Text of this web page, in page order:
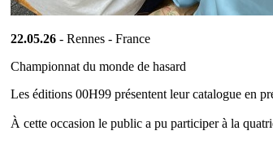
22.05.26 - Rennes - France
Championnat du monde de hasard
Les éditions 00H99 présentent leur catalogue en
À cette occasion le public a pu participer à la